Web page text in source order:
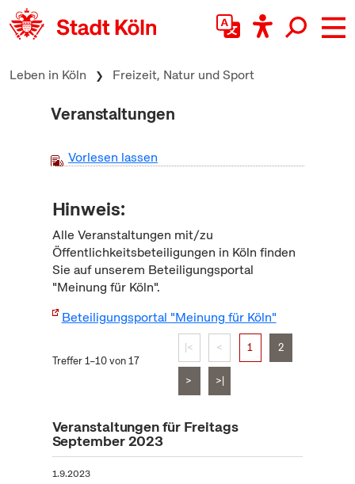
zum Inhalt springen
Leben in Köln Freizeit, Natur und Sport
Veranstaltungen
Vorlesen lassen
Hinweis:
Alle Veranstaltungen mit/zu
Öffentlichkeitsbeteiligungen in Köln finden
Sie auf unserem Beteiligungsportal
"Meinung für Köln".
Beteiligungsportal "Meinung für Köln"
Treffer 1–10 von 17
|< < 1 2
> >|
Veranstaltungen für Freitags
September 2023
1.9.2023